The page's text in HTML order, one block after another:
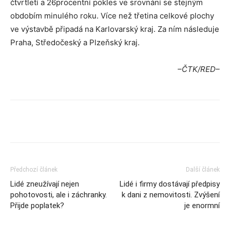
čtvrtletí a 26procentní pokles ve srovnání se stejným
obdobím minulého roku. Více než třetina celkové plochy
ve výstavbě připadá na Karlovarský kraj. Za ním následuje
Praha, Středočeský a Plzeňský kraj.
–ČTK/RED–
Předchozí článek
Lidé zneužívají nejen
pohotovosti, ale i záchranky.
Přijde poplatek?
Další článek
Lidé i firmy dostávají předpisy
k dani z nemovitosti. Zvýšení
je enormní